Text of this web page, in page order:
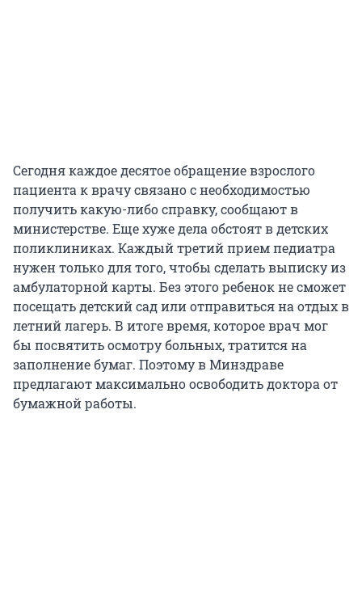
Сегодня каждое десятое обращение взрослого
пациента к врачу связано с необходимостью
получить какую-либо справку, сообщают в
министерстве. Еще хуже дела обстоят в детских
поликлиниках. Каждый третий прием педиатра
нужен только для того, чтобы сделать выписку из
амбулаторной карты. Без этого ребенок не сможет
посещать детский сад или отправиться на отдых в
летний лагерь. В итоге время, которое врач мог
бы посвятить осмотру больных, тратится на
заполнение бумаг. Поэтому в Минздраве
предлагают максимально освободить доктора от
бумажной работы.